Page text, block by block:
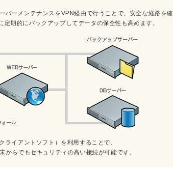
バーメンテナンスをVPN経由で行うことで、安全な経路を確
期的にバックアップしてデータの保全性も高めます。
イアントソフト）を利用することで、
からでもセキュリティの高い接続が可能です。